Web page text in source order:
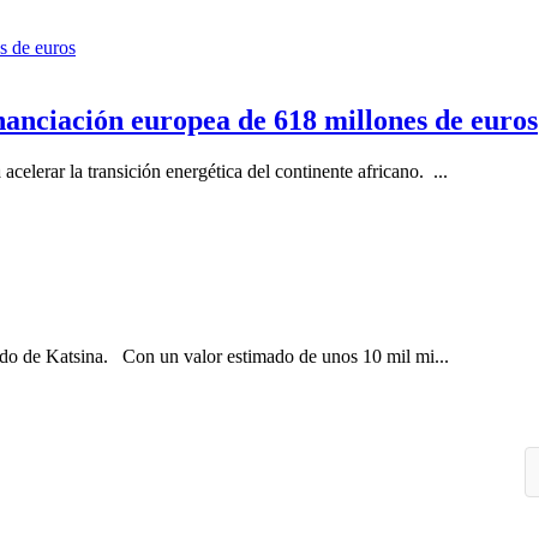
europea de 618 millones de euros
la transición energética del continente africano. ...
de Katsina. Con un valor estimado de unos 10 mil mi...